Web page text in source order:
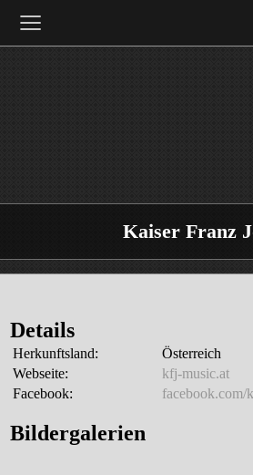
Kaiser Franz
≡
Details
Herkunftsland:
Österreich
Webseite:
kfj-music.at
Facebook:
facebook.com/
Bildergalerien